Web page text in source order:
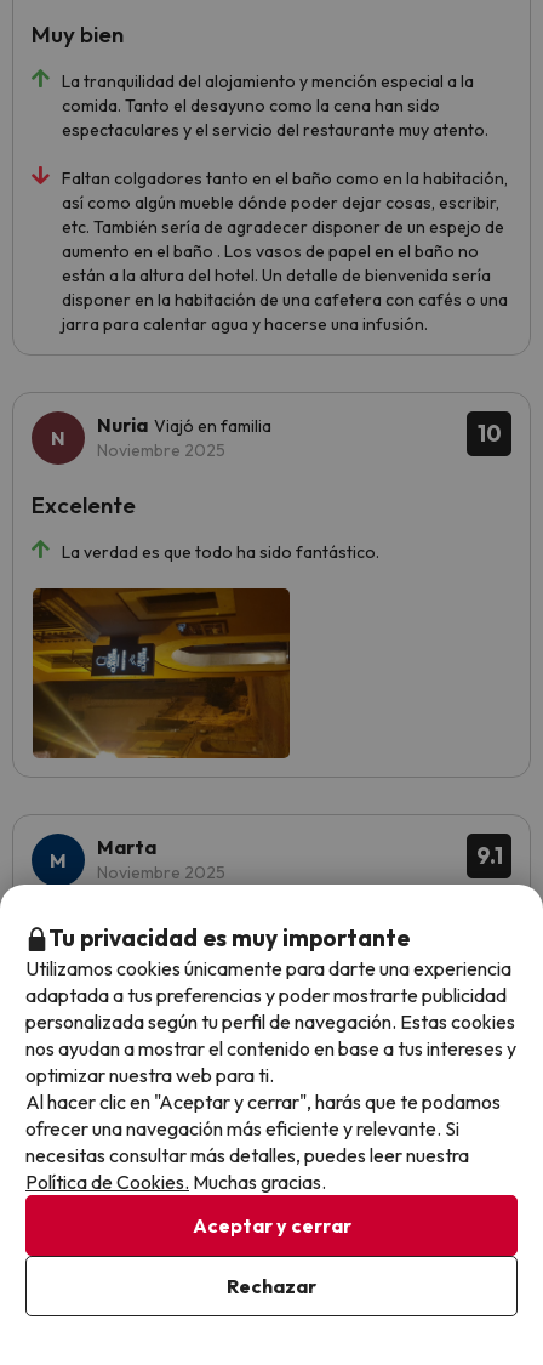
La tranquilidad del alojamiento y mención especial a la
comida. Tanto el desayuno como la cena han sido
espectaculares y el servicio del restaurante muy atento.
Faltan colgadores tanto en el baño como en la habitación,
así como algún mueble dónde poder dejar cosas, escribir,
etc. También sería de agradecer disponer de un espejo de
aumento en el baño . Los vasos de papel en el baño no
están a la altura del hotel. Un detalle de bienvenida sería
disponer en la habitación de una cafetera con cafés o una
jarra para calentar agua y hacerse una infusión.
Muy bien
10
Nuria Viajó en familia
Noviembre 2025
La verdad es que todo ha sido fantástico.
Excelente
9.1
Marta
Noviembre 2025
Estancia perfecta.
Excelente
Antonio Viajó en pareja
Noviembre 2025
Ha sido una experiencia muy muy positiva
Todo está muy ordenado
Excelente
Tu privacidad es muy importante
Utilizamos cookies únicamente para darte una experiencia
adaptada a tus preferencias y poder mostrarte publicidad
personalizada según tu perfil de navegación. Estas cookies
nos ayudan a mostrar el contenido en base a tus intereses y
optimizar nuestra web para ti.
Al hacer clic en "Aceptar y cerrar", harás que te podamos
ofrecer una navegación más eficiente y relevante. Si
necesitas consultar más detalles, puedes leer nuestra
Política de Cookies. Muchas gracias.
Aceptar y cerrar
Rechazar